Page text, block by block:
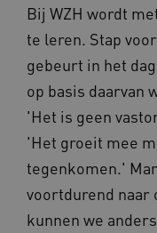
Bij WZH wordt
te leren. Stap
gebeurt in het
op basis daarvan
'Het is geen
'Het groeit mee
tegenkomen.'
voortdurend naar
kunnen we